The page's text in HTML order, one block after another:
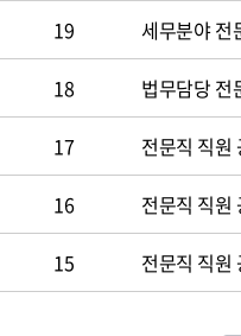
19 세무분야 전
18 법무담당 전
17 전문직 직원
16 전문직 직원
15 전문직 직원